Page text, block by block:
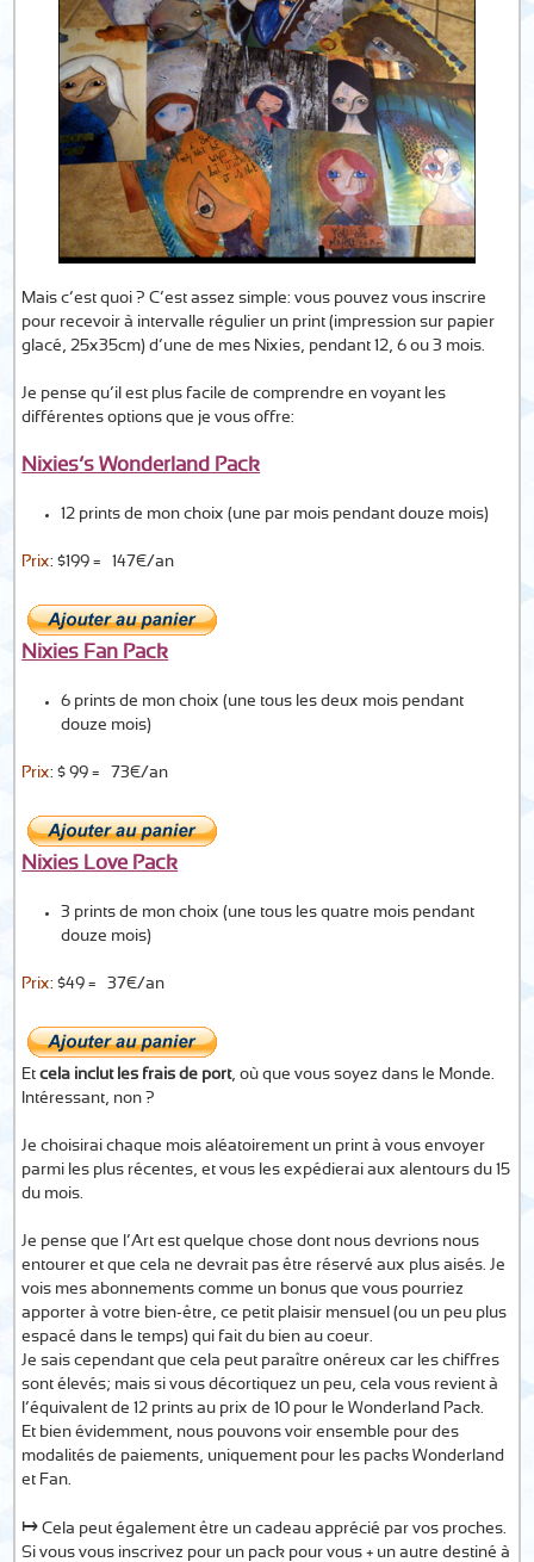
Mais c’est quoi ? C’est assez simple: vous pouvez vous inscrire
pour recevoir à intervalle régulier un print (impression sur papier
glacé, 25x35cm) d’une de mes Nixies, pendant 12, 6 ou 3 mois.
Je pense qu’il est plus facile de comprendre en voyant les
différentes options que je vous offre:
Nixies’s Wonderland Pack
12 prints de mon choix (une par mois pendant douze mois)
Prix: $199 = ± 147€/an
Nixies Fan Pack
6 prints de mon choix (une tous les deux mois pendant
douze mois)
Prix: $ 99 = ± 73€/an
Nixies Love Pack
3 prints de mon choix (une tous les quatre mois pendant
douze mois)
Prix: $49 = ± 37€/an
Etcela inclut les frais de port, où que vous soyez dans le Monde.
Intéressant, non ?
Je choisirai chaque mois aléatoirement un print à vous envoyer
parmi les plus récentes, et vous les expédierai aux alentours du 15
du mois.
Je pense que l’Art est quelque chose dont nous devrions nous
entourer et que cela ne devrait pas être réservé aux plus aisés. Je
vois mes abonnements comme un bonus que vous pourriez
apporter à votre bien-être, ce petit plaisir mensuel (ou un peu plus
espacé dans le temps) qui fait du bien au coeur.
Je sais cependant que cela peut paraître onéreux car les chiffres
sont élevés; mais si vous décortiquez un peu, cela vous revient à
l’équivalent de 12 prints au prix de 10 pour le Wonderland Pack.
Et bien évidemment, nous pouvons voir ensemble pour des
modalités de paiements, uniquement pour les packs Wonderland
et Fan.
↦ Cela peut également être un cadeau apprécié par vos proches.
Si vous vous inscrivez pour un pack pour vous + un autre destiné à